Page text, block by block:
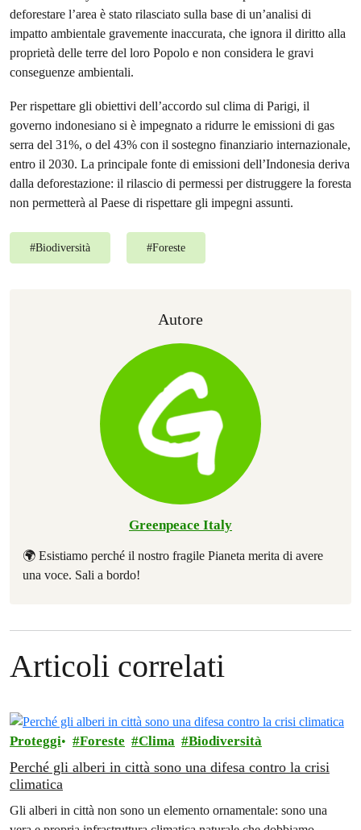
deforestare l’area è stato rilasciato sulla base di un’analisi di
impatto ambientale gravemente inaccurata, che ignora il diritto alla
proprietà delle terre del loro Popolo e non considera le gravi
conseguenze ambientali.
Per rispettare gli obiettivi dell’accordo sul clima di Parigi, il
governo indonesiano si è impegnato a ridurre le emissioni di gas
serra del 31%, o del 43% con il sostegno finanziario internazionale,
entro il 2030. La principale fonte di emissioni dell’Indonesia deriva
dalla deforestazione: il rilascio di permessi per distruggere la foresta
non permetterà al Paese di rispettare gli impegni assunti.
#Biodiversità #Foreste
Autore
Greenpeace Italy
🌍 Esistiamo perché il nostro fragile Pianeta merita di avere
una voce. Sali a bordo!
Articoli correlati
Proteggi Foreste Clima Biodiversità
Perché gli alberi in città sono una difesa contro la crisi
climatica
Gli alberi in città non sono un elemento ornamentale: sono una